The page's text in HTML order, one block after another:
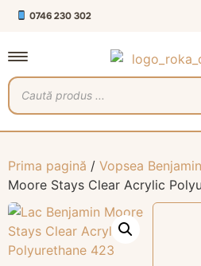
0746 230 302
Prima pagină / Vopsea
Moore Stays Clear Acrylic